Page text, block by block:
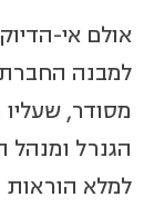
אולם אי-
למבנה
מסודר,
הגנרל
למלא הוראות